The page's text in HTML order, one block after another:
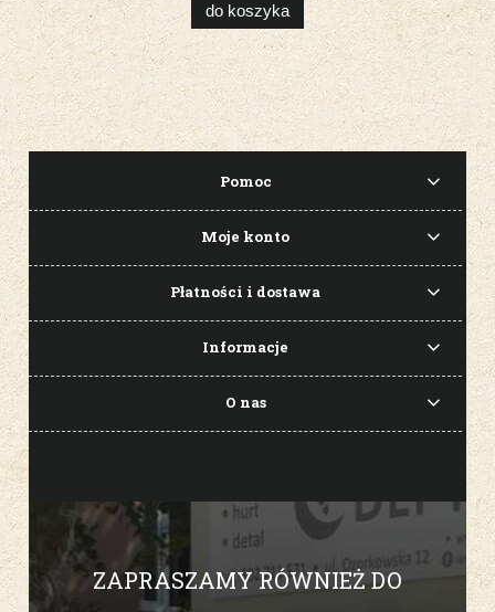
do koszyka
Pomoc
Moje konto
Płatności i dostawa
Informacje
O nas
ZAPRASZAMY RÓWNIEŻ DO